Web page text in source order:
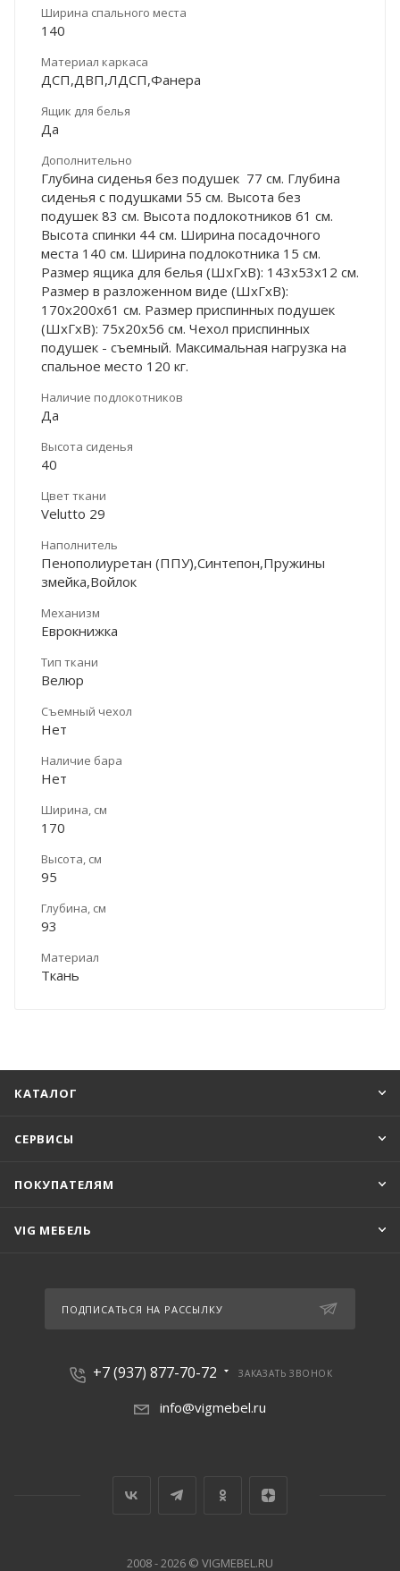
Ширина спального места
140
Материал каркаса
ДСП,ДВП,ЛДСП,Фанера
Ящик для белья
Да
Дополнительно
Глубина сиденья без подушек 77 см. Глубина
сиденья с подушками 55 см. Высота без
подушек 83 см. Высота подлокотников 61 см.
Высота спинки 44 см. Ширина посадочного
места 140 см. Ширина подлокотника 15 см.
Размер ящика для белья (ШхГхВ): 143х53х12 см.
Размер в разложенном виде (ШхГхВ):
170х200х61 см. Размер приспинных подушек
(ШхГхВ): 75х20х56 см. Чехол приспинных
подушек - съемный. Максимальная нагрузка на
спальное место 120 кг.
Наличие подлокотников
Да
Высота сиденья
40
Цвет ткани
Velutto 29
Наполнитель
Пенополиуретан (ППУ),Синтепон,Пружины
змейка,Войлок
Механизм
Еврокнижка
Тип ткани
Велюр
Съемный чехол
Нет
Наличие бара
Нет
Ширина, см
170
Высота, см
95
Глубина, см
93
Материал
Ткань
КАТАЛОГ
СЕРВИСЫ
ПОКУПАТЕЛЯМ
VIG МЕБЕЛЬ
ПОДПИСАТЬСЯ НА РАССЫЛКУ
+7 (937) 877-70-72 ЗАКАЗАТЬ ЗВОНОК
info@vigmebel.ru
2008 - 2026 © VIGMEBEL.RU